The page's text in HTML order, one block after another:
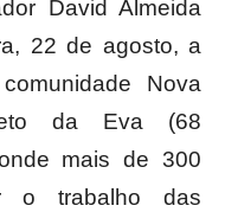
David Almeida
22 de agosto, a
Nova
da Eva (68
mais de 300
o trabalho das